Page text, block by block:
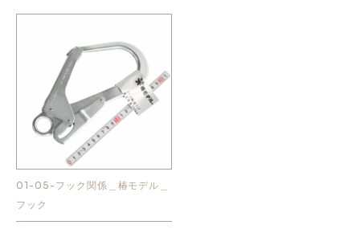
01-05-フック関係＿椿モデル＿
フック